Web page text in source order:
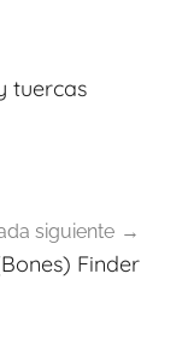
tuercas
siguiente
Finder